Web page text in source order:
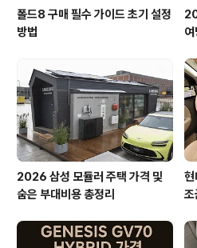
폴드8 구매 필수 가이드 초기 설정
방법
2026 삼성 모듈러 주택 가격 및
숨은 부대비용 총정리
현
조